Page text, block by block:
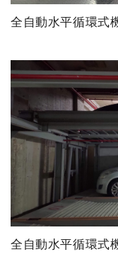
全自動水平循環式
全自動水平循環式